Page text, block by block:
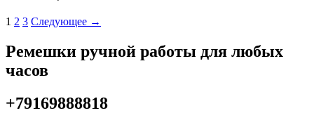
1 2 3 Следующее →
Ремешки ручной работы для любых
часов
+79169888818